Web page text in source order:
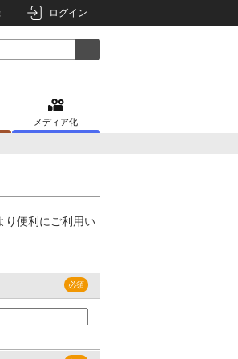
ログイン
メディア化
り便利にご利用い